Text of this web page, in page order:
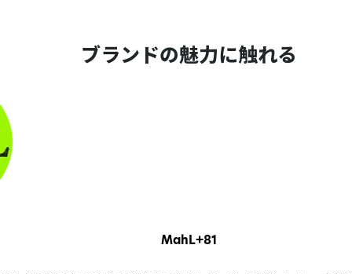
ブランドの魅力に触れる
MahL+81